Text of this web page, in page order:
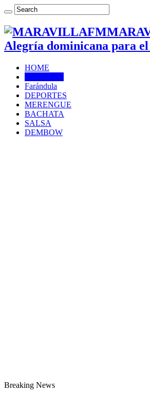
Alegría dominicana para
HOME
Farándula
DEPORTES
MERENGUE
BACHATA
SALSA
DEMBOW
Breaking News